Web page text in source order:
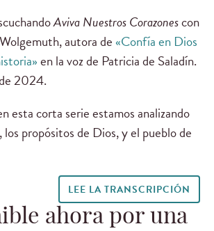
Aviva Nuestros Corazonescon
autora de «Confía en Dios
en la voz de Patricia de Saladín.
2024.
esta corta serie estamos analizando
propósitos de Dios, y el pueblo de
LEE LA TRANSCRIPCIÓN
ahora por una